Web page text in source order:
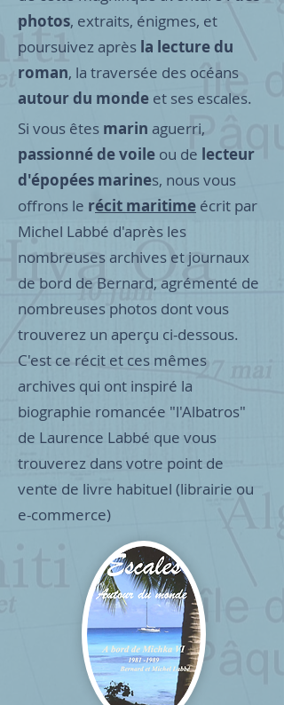
photos, extraits, énigmes, et
poursuivez après la lecture du
roman, la traversée des océans
autour du monde et ses escales.
Si vous êtes marin aguerri,
passionné de voile ou de lecteur
d'épopées marines, nous vous
offrons le récit maritime écrit par
Michel Labbé d'après les
nombreuses archives et journaux
de bord de Bernard, agrémenté de
nombreuses photos dont vous
trouverez un aperçu ci-dessous.
C'est ce récit et ces mêmes
archives qui ont inspiré la
biographie romancée "l'Albatros"
de Laurence Labbé que vous
trouverez dans votre point de
vente de livre habituel (librairie ou
e-commerce)